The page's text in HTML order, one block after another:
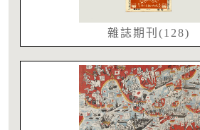
雜誌期刊(128)